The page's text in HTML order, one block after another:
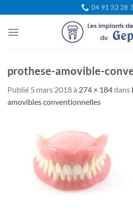
contenu
04 91 32 28
prothese-amovible-
Publié 5 mars 2018à 274 × 184dans
amovibles conventionnelles